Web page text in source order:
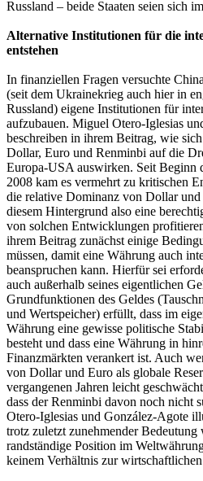
Russland – beide Staaten seien sich
Alternative Institutionen für die
entstehen
In finanziellen Fragen versuchte
(seit dem Ukrainekrieg auch hier in
Russland) eigene Institutionen für
aufzubauen. Miguel Otero-Iglesias
beschreiben in ihrem Beitrag, wie
Dollar, Euro und Renminbi auf die
Europa-USA auswirken. Seit Beginn
2008 kam es vermehrt zu kritischen
die relative Dominanz von Dollar und
diesem Hintergrund also eine
von solchen Entwicklungen
ihrem Beitrag zunächst einige
müssen, damit eine Währung auch
beanspruchen kann. Hierfür sei
auch außerhalb seines eigentlichen
Grundfunktionen des Geldes
und Wertspeicher) erfüllt, dass im
Währung eine gewisse politische
besteht und dass eine Währung in
Finanzmärkten verankert ist. Auch
von Dollar und Euro als globale
vergangenen Jahren leicht
dass der Renminbi davon noch nicht
Otero-Iglesias und González-Agote
trotz zuletzt zunehmender Bedeutung
randständige Position im
keinem Verhältnis zur